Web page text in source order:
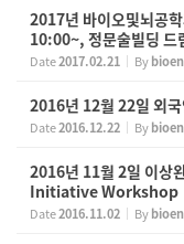
2017년 바이오및뇌공
10:00~, 정문술빌딩 드
Date2017.02.21 By
2016년 12월 22일 외
Date2016.12.22 By
2016년 11월 2일 이
Initiative Workshop
Date2016.11.02 By